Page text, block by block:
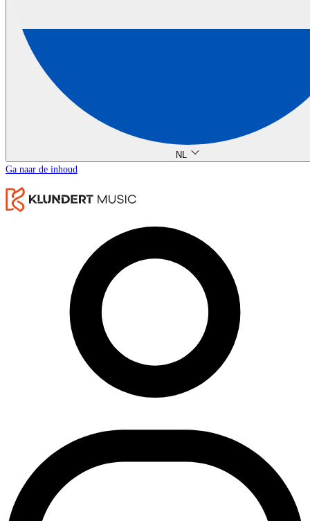
NL
Ga naar de inhoud